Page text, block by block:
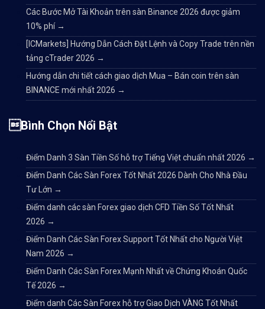
Các Bước Mở Tài Khoản trên sàn Binance 2026 được giảm
10% phí →
[ICMarkets] Hướng Dẫn Cách Đặt Lệnh và Copy Trade trên nền
tảng cTrader 2026 →
Hướng dẫn chi tiết cách giao dịch Mua – Bán coin trên sàn
BINANCE mới nhất 2026 →
Bình Chọn Nổi Bật
Điểm Danh 3 Sàn Tiền Số hỗ trợ Tiếng Việt chuẩn nhất 2026 →
Điểm Danh Các Sàn Forex Tốt Nhất 2026 Dành Cho Nhà Đầu
Tư Lớn →
Điểm danh các sàn Forex giao dịch CFD Tiền Số Tốt Nhất
2026 →
Điểm Danh Các Sàn Forex Support Tốt Nhất cho Người Việt
Nam 2026 →
Điểm Danh Các Sàn Forex Mạnh Nhất về Chứng Khoán Quốc
Tế 2026 →
Điểm danh Các Sàn Forex hỗ trợ Giao Dịch VÀNG Tốt Nhất